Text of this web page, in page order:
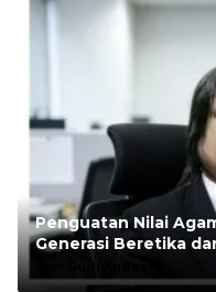
Penguatan Nilai
Generasi Beretika
Rudi Andesta